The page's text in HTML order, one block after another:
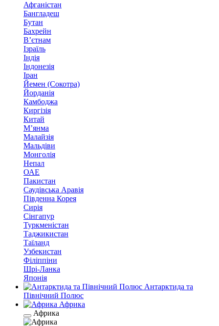
Афганістан
Бангладеш
Бутан
Бахрейн
В’єтнам
Ізраїль
Індія
Індонезія
Іран
Йемен (Сокотра)
Йорданія
Камбоджа
Киргізія
Китай
М’янма
Малайзія
Мальдіви
Монголія
Непал
ОАЕ
Пакистан
Саудівська Аравія
Південна Корея
Сирія
Сінгапур
Туркменістан
Таджикистан
Таїланд
Узбекистан
Філіппіни
Шрі-Ланка
Японія
Антарктида та
Північний Полюс
Африка
Африка